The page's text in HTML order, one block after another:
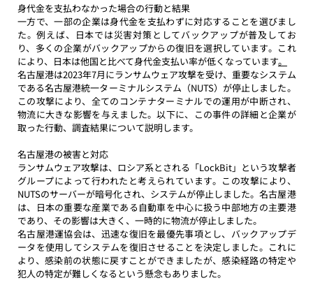
身代金を支払わなかった場合の行動と結果
一方で、一部の企業は身代金を支払わずに対応することを選びまし
た。例えば、日本では災害対策としてバックアップが普及してお
り、多くの企業がバックアップからの復旧を選択しています。これ
により、日本は他国と比べて身代金支払い率が低くなっています。
名古屋港は2023年7月にランサムウェア攻撃を受け、重要なシステム
である名古屋港統一ターミナルシステム（NUTS）が停止しました。
この攻撃により、全てのコンテナターミナルでの運用が中断され、
物流に大きな影響を与えました。以下に、この事件の詳細と企業が
取った行動、調査結果について説明します。
名古屋港の被害と対応
ランサムウェア攻撃は、ロシア系とされる「LockBit」という攻撃者
グループによって行われたと考えられています。この攻撃により、
NUTSのサーバーが暗号化され、システムが停止しました。名古屋港
は、日本の重要な産業である自動車を中心に扱う中部地方の主要港
であり、その影響は大きく、一時的に物流が停止しました。
名古屋港運協会は、迅速な復旧を最優先事項とし、バックアップデ
ータを使用してシステムを復旧させることを決定しました。これに
より、感染前の状態に戻すことができましたが、感染経路の特定や
犯人の特定が難しくなるという懸念もありました。